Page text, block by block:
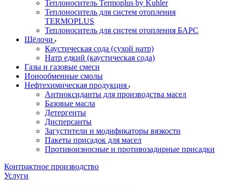
Теплоноситель Termoplus by Kuhler
Теплоноситель для систем отопления
TERMOPLUS
Теплоноситель для систем отопления БАРС
Щёлочи
Каустическая сода (сухой натр)
Натр едкий (каустическая сода)
Газы и газовые смеси
Ионообменные смолы
Нефтехимическая продукция
Антиоксиданты для производства масел
Базовые масла
Детергенты
Дисперсанты
Загустители и модификаторы вязкости
Пакеты присадок для масел
Противоизносные и противозадирные присадки
Контрактное производство
Услуги